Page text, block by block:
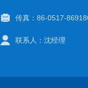
传真：86-0517-
联系人：沈经理